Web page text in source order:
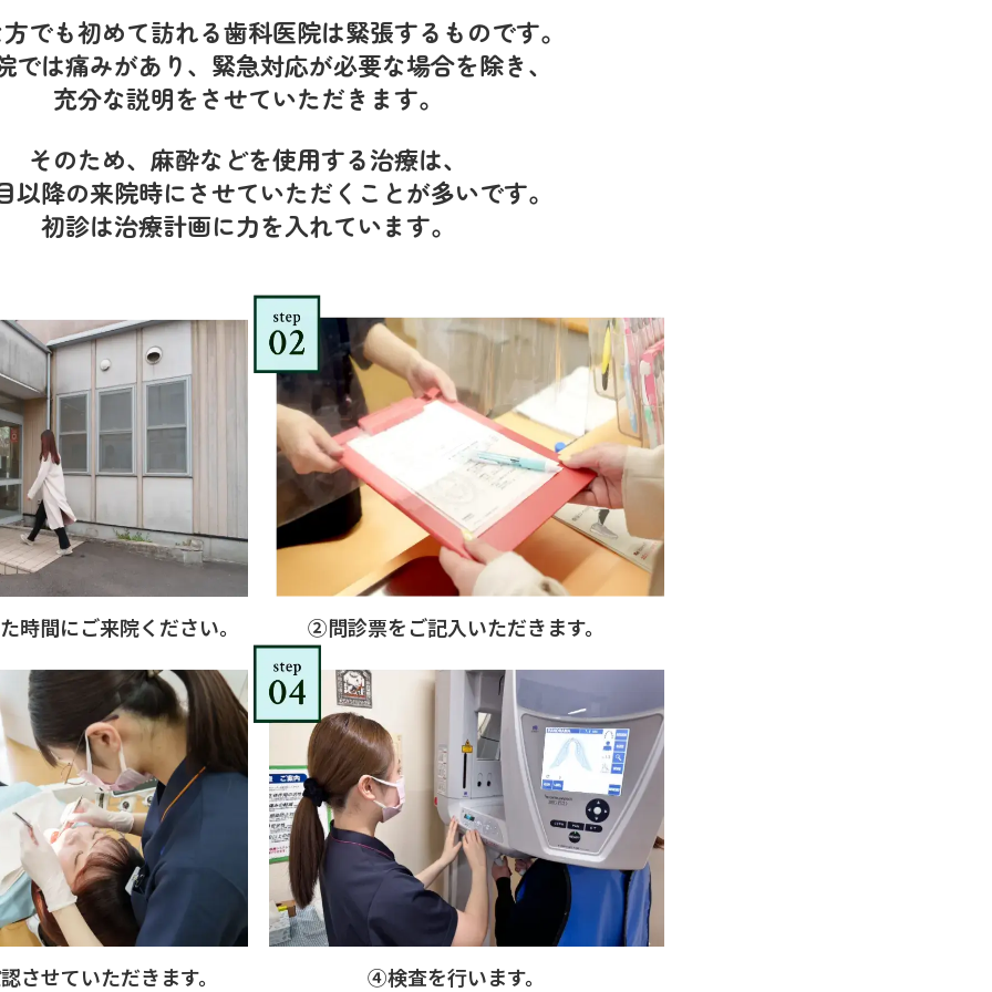
でも初めて訪れる歯科医院は緊張するものです。
では痛みがあり、 緊急対応が必要な場合を除き、
充分な説明をさせていただきます。
そのため、麻酔などを使用する治療は、
以降の来院時にさせていただくことが多いです。
初診は治療計画に力を入れています。
時間にご来院ください。 ②問診票をご記入いただきます。
させていただきます。 ④検査を行います。